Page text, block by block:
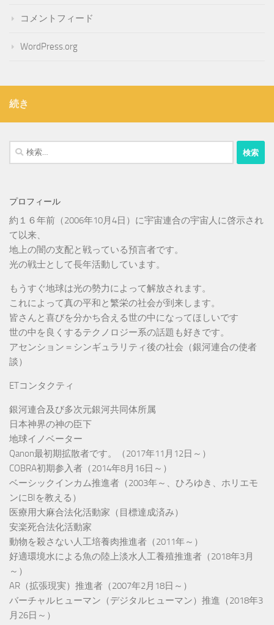
コメントフィード
WordPress.org
続き
検
索:
プロフィール
約１６年前（2006年10月4日）に宇宙連合の宇宙人に啓示され
て以来、
地上の闇の支配と戦っている預言者です。
光の戦士として長年活動しています。
もうすぐ地球は光の勢力によって解放されます。
これによって真の平和と繁栄の社会が到来します。
皆さんと喜びを分かち合える世の中になってほしいです
世の中を良くするテクノロジー系の話題も好きです。
アセンション＝シンギュラリティ後の社会（銀河連合の使者
談）
ETコンタクティ
銀河連合及び多次元銀河共同体所属
日本神界の神の臣下
地球イノベーター
Qanon最初期拡散者です。（2017年11月12日～）
COBRA初期参入者（2014年8月16日～）
ベーシックインカム推進者（2003年～、ひろゆき、ホリエモ
ンにBIを教える）
医療用大麻合法化活動家（目標達成済み）
安楽死合法化活動家
動物を殺さない人工培養肉推進者（2011年～）
好適環境水による魚の陸上淡水人工養殖推進者（2018年3月
～）
AR（拡張現実）推進者（2007年2月18日～）
バーチャルヒューマン（デジタルヒューマン）推進（2018年3
月26日～）